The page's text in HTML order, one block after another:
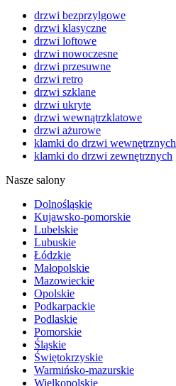
drzwi bezprzylgowe
drzwi klasyczne
drzwi loftowe
drzwi nowoczesne
drzwi przesuwne
drzwi retro
drzwi szklane
drzwi ukryte
drzwi wewnątrzklatowe
drzwi ażurowe
klamki do drzwi wewnętrznych
klamki do drzwi zewnętrznych
Nasze salony
Dolnośląskie
Kujawsko-pomorskie
Lubelskie
Lubuskie
Łódzkie
Małopolskie
Mazowieckie
Opolskie
Podkarpackie
Podlaskie
Pomorskie
Śląskie
Świętokrzyskie
Warmińsko-mazurskie
Wielkopolskie